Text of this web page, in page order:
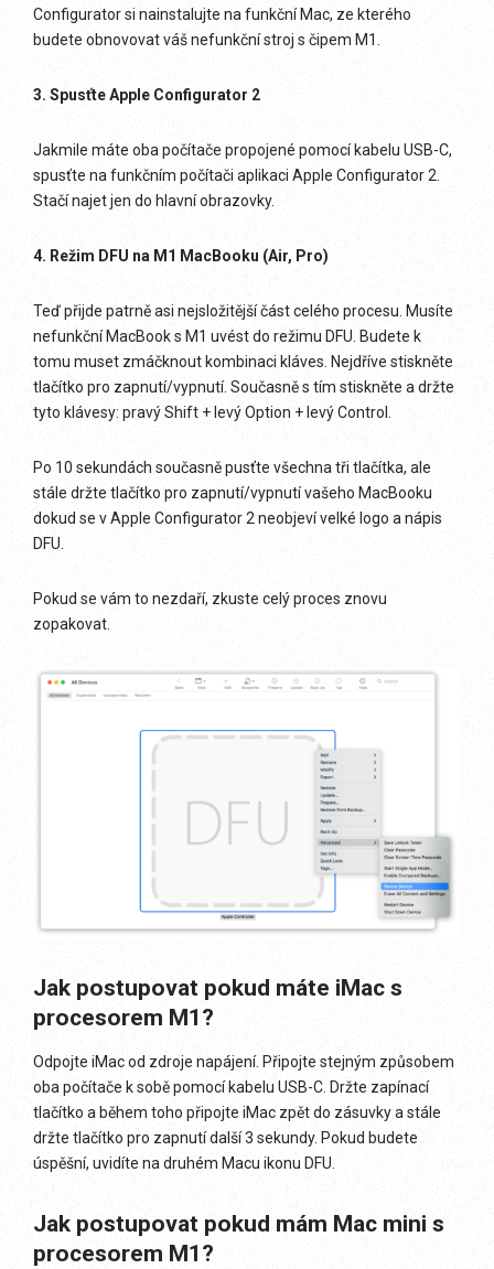
Configurator si nainstalujte na funkční Mac, ze kterého
budete obnovovat váš nefunkční stroj s čipem M1.
3. Spusťte Apple Configurator 2
Jakmile máte oba počítače propojené pomocí kabelu USB-C,
spusťte na funkčním počítači aplikaci Apple Configurator 2.
Stačí najet jen do hlavní obrazovky.
4. Režim DFU na M1 MacBooku (Air, Pro)
Teď přijde patrně asi nejsložitější část celého procesu. Musíte
nefunkční MacBook s M1 uvést do režimu DFU. Budete k
tomu muset zmáčknout kombinaci kláves. Nejdříve stiskněte
tlačítko pro zapnutí/vypnutí. Současně s tím stiskněte a držte
tyto klávesy: pravý Shift + levý Option + levý Control.
Po 10 sekundách současně pusťte všechna tři tlačítka, ale
stále držte tlačítko pro zapnutí/vypnutí vašeho MacBooku
dokud se v Apple Configurator 2 neobjeví velké logo a nápis
DFU.
Pokud se vám to nezdaří, zkuste celý proces znovu
zopakovat.
Jak postupovat pokud máte iMac s
procesorem M1?
Odpojte iMac od zdroje napájení. Připojte stejným způsobem
oba počítače k sobě pomocí kabelu USB-C. Držte zapínací
tlačítko a během toho připojte iMac zpět do zásuvky a stále
držte tlačítko pro zapnutí další 3 sekundy. Pokud budete
úspěšní, uvidíte na druhém Macu ikonu DFU.
Jak postupovat pokud mám Mac mini s
procesorem M1?